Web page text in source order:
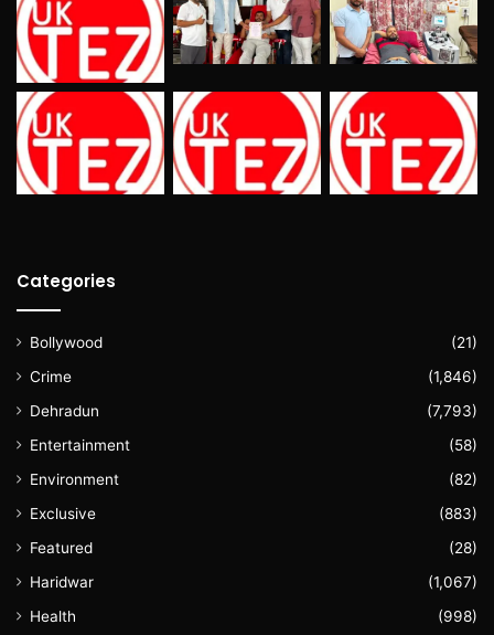
Categories
Bollywood
(21)
Crime
(1,846)
Dehradun
(7,793)
Entertainment
(58)
Environment
(82)
Exclusive
(883)
Featured
(28)
Haridwar
(1,067)
Health
(998)